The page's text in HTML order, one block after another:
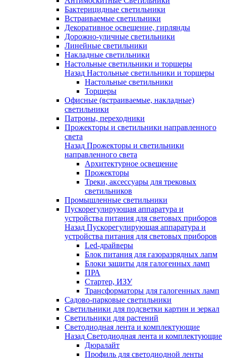
Бактерицидные светильники
Встраиваемые светильники
Декоративное освещение, гирлянды
Дорожно-уличные светильники
Линейные светильники
Накладные светильники
Настольные светильники и торшеры
Назад Настольные светильники и торшеры
Настольные светильники
Торшеры
Офисные (встраиваемые, накладные)
светильники
Патроны, переходники
Прожекторы и светильники направленного
света
Назад Прожекторы и светильники
направленного света
Архитектурное освещение
Прожекторы
Треки, аксессуары для трековых
светильников
Промышленные светильники
Пускорегулирующая аппаратура и
устройства питания для световых приборов
Назад Пускорегулирующая аппаратура и
устройства питания для световых приборов
Led-драйверы
Блок питания для газоразрядных лапм
Блоки защиты для галогенных ламп
ПРА
Стартер, ИЗУ
Трансформаторы для галогенных ламп
Садово-парковые светильники
Светильники для подсветки картин и зеркал
Светильники для растений
Светодиодная лента и комплектующие
Назад Светодиодная лента и комплектующие
Дюралайт
Профиль для светодиодной ленты